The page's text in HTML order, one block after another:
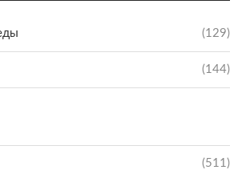
(129)
(144)
(511)